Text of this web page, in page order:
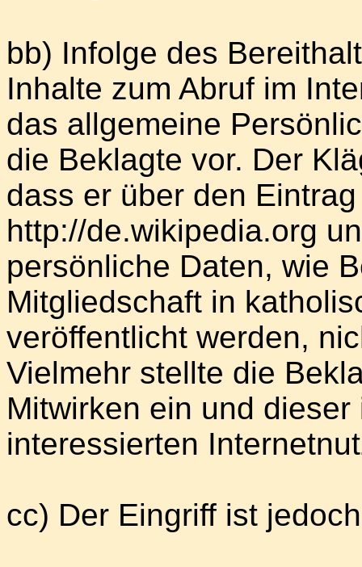
bb) Infolge des
Inhalte zum Abruf im
das allgemeine
die Beklagte vor. Der
dass er über den
http://de.wikipedia.org
persönliche Daten, wie
Mitgliedschaft in
veröffentlicht werden,
Vielmehr stellte die
Mitwirken ein und
interessierten
cc) Der Eingriff ist